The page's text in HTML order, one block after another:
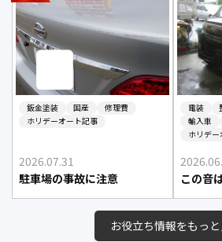
鈑金塗装 国産
修理費
ホリデーオート記事
2026.07.31
駐車場の事故に注意
電装
輸入車
ホリデ
この音
お役立ち情報をもっ